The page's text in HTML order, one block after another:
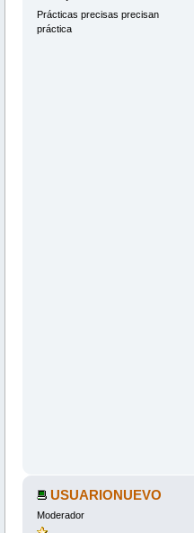
Prácticas precisas precisan
práctica
USUARIONUEVO
Moderador